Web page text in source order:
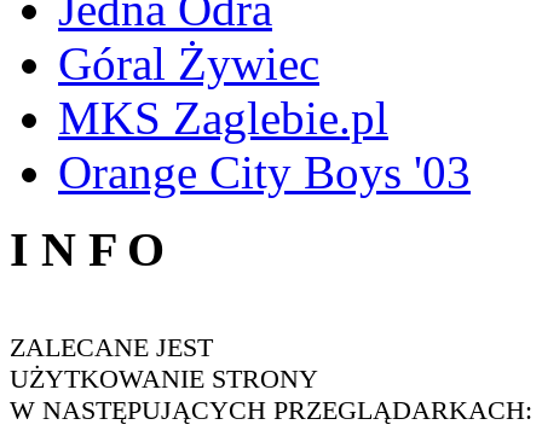
Góral Żywiec
MKS Zaglebie.pl
Orange City Boys '03
I N F O
ZALECANE JEST
UŻYTKOWANIE STRONY
W NASTĘPUJĄCYCH PRZEGLĄDARKACH: